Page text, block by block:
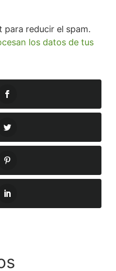
para reducir el spam.
los datos de tus